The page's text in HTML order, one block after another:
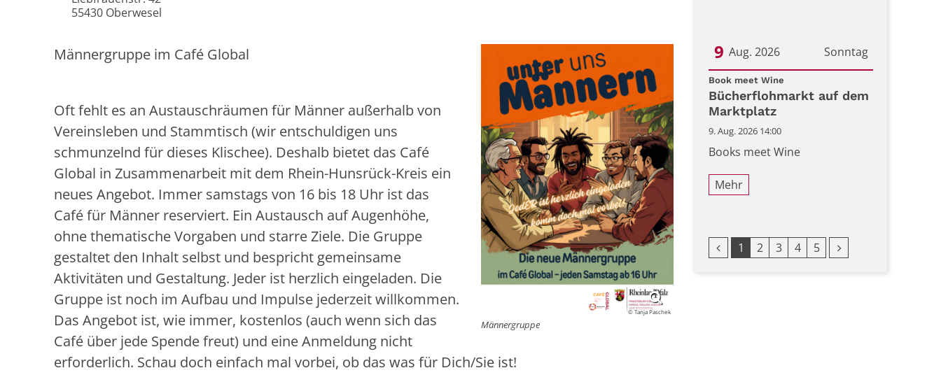
55430 Oberwesel
© Tanja Paschek
Männergruppe
Männergruppe im Café Global
Oft fehlt es an Austauschräumen für Männer außerhalb von
Vereinsleben und Stammtisch (wir entschuldigen uns
schmunzelnd für dieses Klischee). Deshalb bietet das Café
Global in Zusammenarbeit mit dem Rhein-Hunsrück-Kreis ein
neues Angebot. Immer samstags von 16 bis 18 Uhr ist das
Café für Männer reserviert. Ein Austausch auf Augenhöhe,
ohne thematische Vorgaben und starre Ziele. Die Gruppe
gestaltet den Inhalt selbst und bespricht gemeinsame
Aktivitäten und Gestaltung. Jeder ist herzlich eingeladen. Die
Gruppe ist noch im Aufbau und Impulse jederzeit willkommen.
Das Angebot ist, wie immer, kostenlos (auch wenn sich das
Café über jede Spende freut) und eine Anmeldung nicht
erforderlich. Schau doch einfach mal vorbei, ob das was für Dich/Sie ist!
Sonntag
9 Aug. 2026
Datum: 9. August 2026
Book meet Wine
Bücherflohmarkt auf dem
Marktplatz
9. Aug. 2026 14:00
Books meet Wine
Mehr
Vorherige Seite
1 2 3 4 5 Nächste Seite